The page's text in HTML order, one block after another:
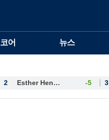
어 뉴스
2 Esther Henseleit -5 3